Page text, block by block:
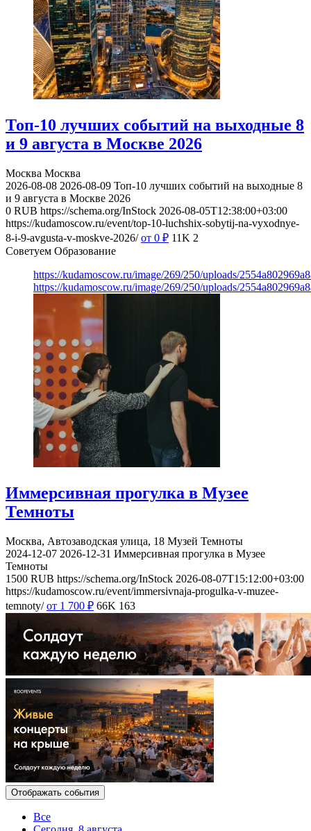
Топ-10 лучших событий на выходные 8
и 9 августа в Москве 2026
Москва Москва
2026-08-08 2026-08-09 Топ-10 лучших событий на выходные 8
и 9 августа в Москве 2026
0 RUB https://schema.org/InStock 2026-08-05T12:38:00+03:00
https://kudamoscow.ru/event/top-10-luchshix-sobytij-na-vyxodnye-
8-i-9-avgusta-v-moskve-2026/ от 0 ₽ 11K 2
Советуем Образование
https://kudamoscow.ru/image/269/250/uploads/
https://kudamoscow.ru/image/269/250/uploads/
Иммерсивная прогулка в Музее
Темноты
Москва, Автозаводская улица, 18 Музей Темноты
2024-12-07 2026-12-31 Иммерсивная прогулка в Музее
Темноты
1500 RUB https://schema.org/InStock 2026-08-07T15:12:00+03:00
https://kudamoscow.ru/event/immersivnaja-progulka-v-muzee-
temnoty/ от 1 700 ₽ 66K 163
Отображать события
Все